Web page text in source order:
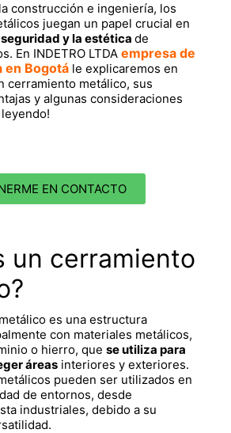
construcción e ingeniería, los
juegan un papel crucial en
y la estética de
En INDETRO LTDA empresa de
en Bogotá le explicaremos en
cerramiento metálico, sus
y algunas consideraciones
EN CONTACTO
un cerramiento
?
es una estructura
con materiales metálicos,
o hierro, que se utiliza para
áreas interiores y exteriores.
pueden ser utilizados en
de entornos, desde
industriales, debido a su